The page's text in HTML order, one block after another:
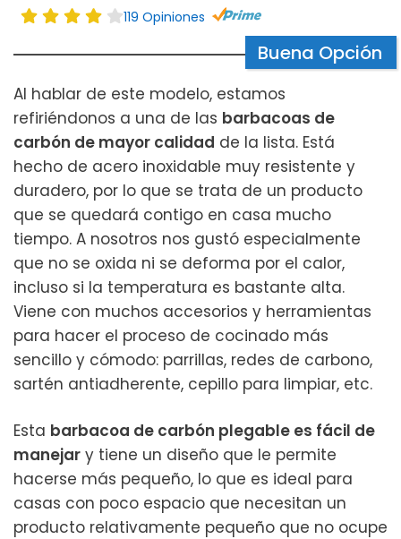
119 Opiniones
Buena Opción
Al hablar de este modelo, estamos
refiriéndonos a una de las barbacoas de
carbón de mayor calidad de la lista. Está
hecho de acero inoxidable muy resistente y
duradero, por lo que se trata de un producto
que se quedará contigo en casa mucho
tiempo. A nosotros nos gustó especialmente
que no se oxida ni se deforma por el calor,
incluso si la temperatura es bastante alta.
Viene con muchos accesorios y herramientas
para hacer el proceso de cocinado más
sencillo y cómodo: parrillas, redes de carbono,
sartén antiadherente, cepillo para limpiar, etc.
Esta barbacoa de carbón plegable es fácil de
manejar y tiene un diseño que le permite
hacerse más pequeño, lo que es ideal para
casas con poco espacio que necesitan un
producto relativamente pequeño que no ocupe